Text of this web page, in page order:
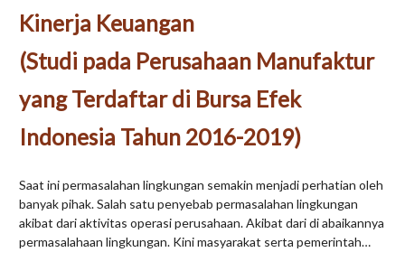
Kinerja Keuangan
(Studi pada Perusahaan Manufaktur
yang Terdaftar di Bursa Efek
Indonesia Tahun 2016-2019)
Saat ini permasalahan lingkungan semakin menjadi perhatian oleh
banyak pihak. Salah satu penyebab permasalahan lingkungan
akibat dari aktivitas operasi perusahaan. Akibat dari di abaikannya
permasalahaan lingkungan. Kini masyarakat serta pemerintah…